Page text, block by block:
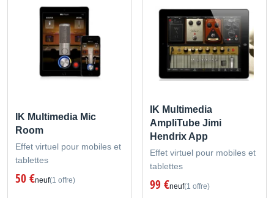
IK Multimedia Mic
Room
Effet virtuel pour mobiles et
tablettes
50 €neuf(1 offre)
IK Multimedia
AmpliTube Jimi
Hendrix App
Effet virtuel pour mobiles et
tablettes
99 €neuf(1 offre)